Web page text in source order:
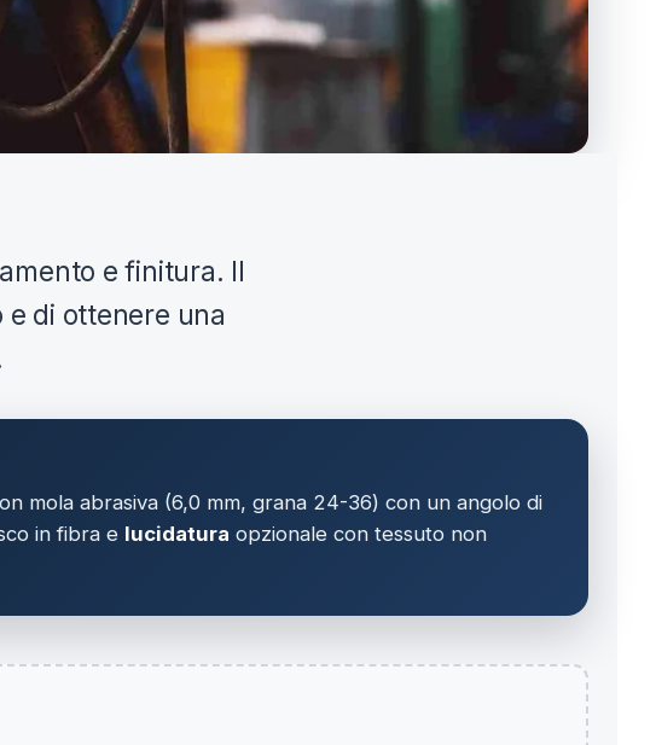
e finitura. Il
di ottenere una
mola abrasiva (6,0 mm, grana 24-36) con un angolo di
in fibra e lucidatura opzionale con tessuto non